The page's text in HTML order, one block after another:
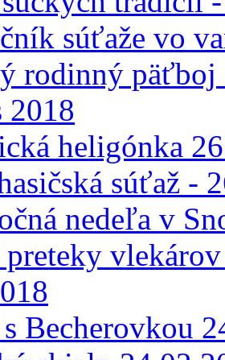
súťaže vo
rodinný päťboj
2018
heligónka
súťaž -
nedeľa v
preteky
Becherovkou